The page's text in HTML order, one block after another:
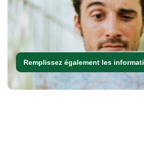
Remplissez également les